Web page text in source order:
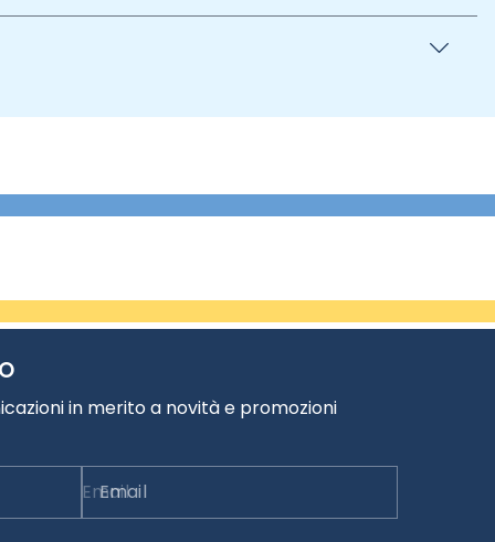
in merito a novità e promozioni
Email